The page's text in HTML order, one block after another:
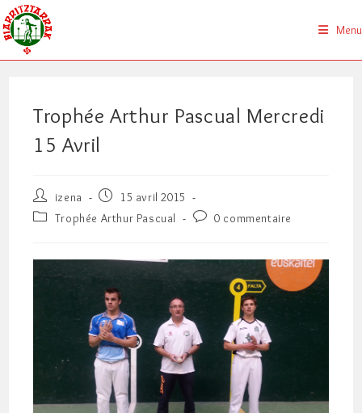
Skip
to
content
Menu
Trophée Arthur Pascual Mercredi
15 Avril
Auteur/autrice
de
la
izena
Publication
publiée :
15 avril 2015
PostTrophée Arthur Pascual
Commentaires
publication :
0 commentaire